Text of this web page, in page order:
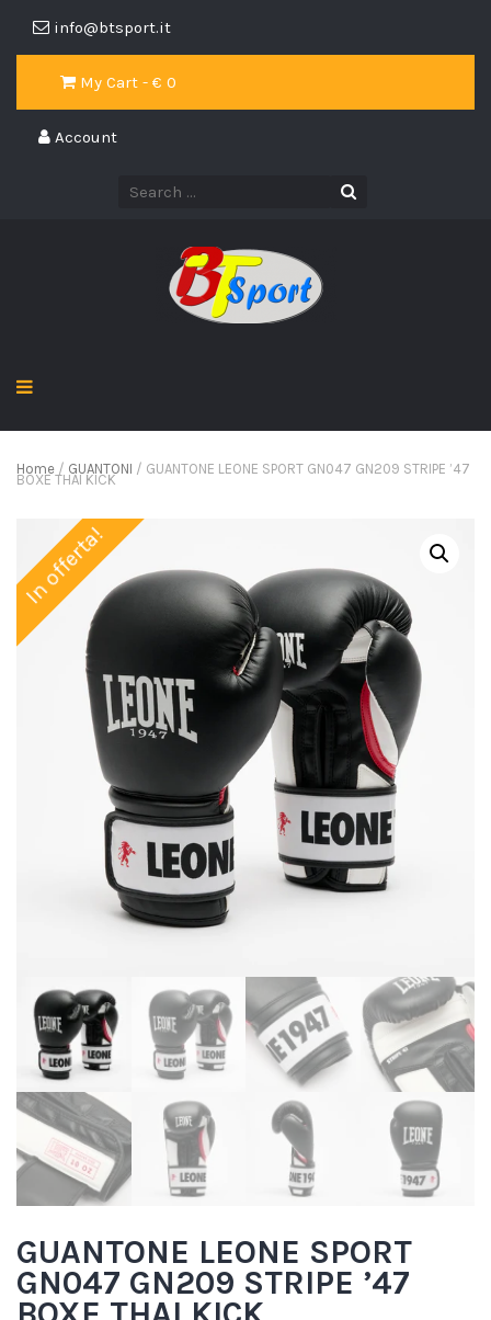
info@btsport.it
My Cart - € 0
Account
Home / GUANTONI / GUANTONE LEONE SPORT GN047 GN209 STRIPE ’47
BOXE THAI KICK
In offerta!
GUANTONE LEONE SPORT
GN047 GN209 STRIPE ’47